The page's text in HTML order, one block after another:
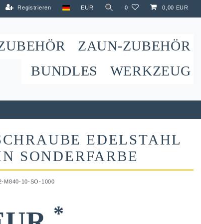
Registrieren EUR 0 0,00 EUR
ZAUN-ZUBEHÖR
BUNDLES
WERKZEUG
EDELSTAHL
SONDERFARBE
M840-10-SO-1000
*